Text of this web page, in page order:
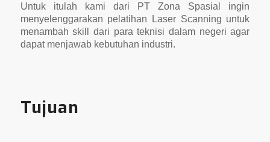
Untuk itulah kami dari PT Zona Spasial ingin
menyelenggarakan pelatihan Laser Scanning untuk
menambah skill dari para teknisi dalam negeri agar
dapat menjawab kebutuhan industri.
Tujuan